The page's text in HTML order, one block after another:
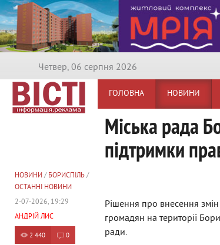
Четвер, 06 серпня 2026
ГОЛОВНА НОВИНИ
Міська рада
підтримки
Рішення про внесення
громадян на території
ради.
НОВИНИ/ БОРИСПІЛЬ/
ОСТАННІ НОВИНИ
2-07-2026, 19:29
АНДРІЙ ЛИС
2 440 0